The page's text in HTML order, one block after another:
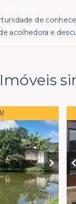
de
acolhedora e
Imóveis